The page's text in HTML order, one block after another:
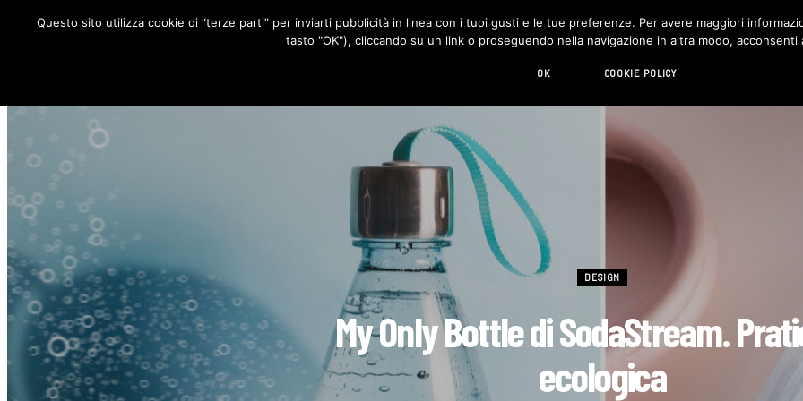
RUBRICHE DESIGN LIVING HI-TECH CHI SIAMO
DESIGN
My Only Bottle di SodaStream.
ecologica
Questo sito utilizza cookie di “terze parti” per inviarti pubblicità in linea con i tuoi gusti e le tue preferenze. Per avere maggiori
tasto "OK"), cliccando su un link o proseguendo nella navigazione in altra modo, acconsenti
OK COOKIE POLICY